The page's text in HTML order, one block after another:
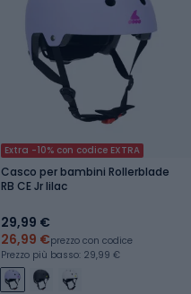
Extra -10% con codice EXTRA
Casco per bambini Rollerblade
RB CE Jr lilac
29,99 €
26,99 €prezzo con codice
Prezzo più basso: 29,99 €